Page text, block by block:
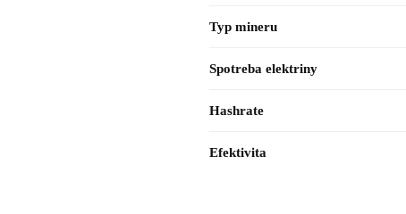
Typ mineru
Spotreba elektriny
Hashrate
Efektivita